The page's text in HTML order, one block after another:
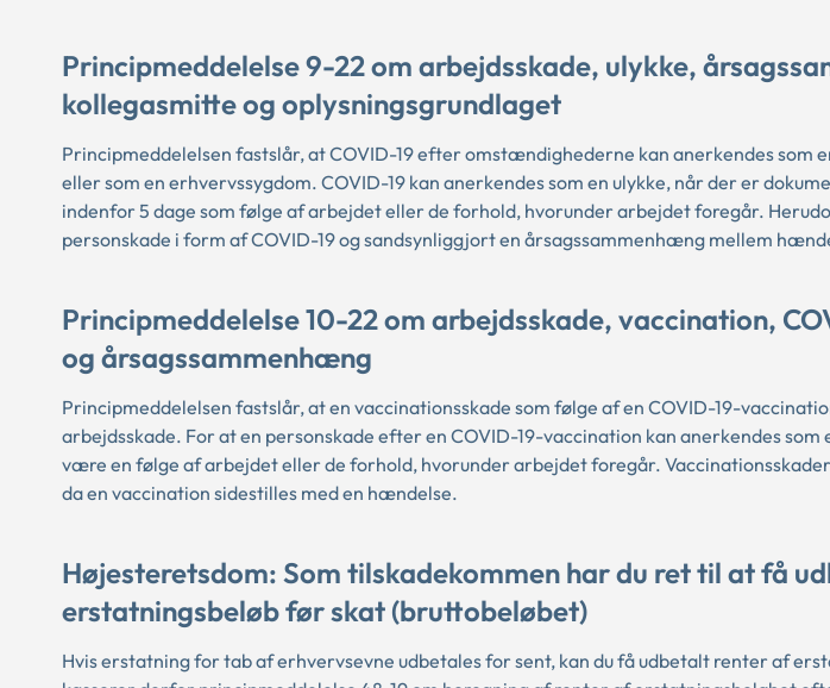
Principmeddelelse 9-22 om arbejdsskade, ulykke,
kollegasmitte og oplysningsgrundlaget
Principmeddelelsen fastslår, at COVID-19 efter omstændighederne kan anerkendes som
eller som en erhvervssygdom. COVID-19 kan anerkendes som en ulykke, når der er
indenfor 5 dage som følge af arbejdet eller de forhold, hvorunder arbejdet foregår.
personskade i form af COVID-19 og sandsynliggjort en årsagssammenhæng mellem
Principmeddelelse 10-22 om arbejdsskade, vaccination,
og årsagssammenhæng
Principmeddelelsen fastslår, at en vaccinationsskade som følge af en COVID-19-
arbejdsskade. For at en personskade efter en COVID-19-vaccination kan anerkendes som
være en følge af arbejdet eller de forhold, hvorunder arbejdet foregår.
da en vaccination sidestilles med en hændelse.
Højesteretsdom: Som tilskadekommen har du ret til at få
erstatningsbeløb før skat (bruttobeløbet)
Hvis erstatning for tab af erhvervsevne udbetales for sent, kan du få udbetalt renter af